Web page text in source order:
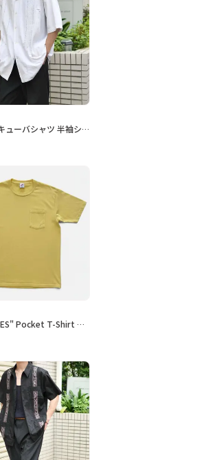
古着 ~80's キューバシャツ 半袖シャツ デザインシャツ 開襟シャツ 白
90s "JERZEES" Pocket T-Shirt ジャージーズ 無地ポケット Tシャツ [XL]